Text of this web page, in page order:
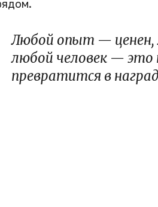
Любой опыт — ценен,
любой человек — это
превратится в